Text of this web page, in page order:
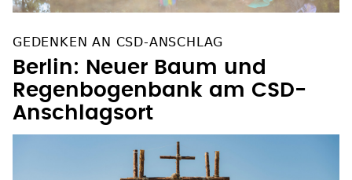
Berlin: Neuer Baum und
Regenbogenbank am CSD-
Anschlagsort